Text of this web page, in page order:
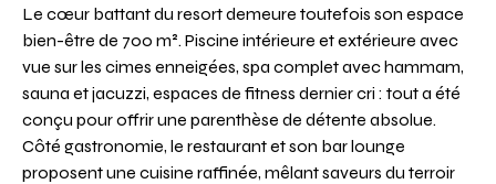
Le cœur battant du resort demeure toutefois son espace
bien-être de 700 m². Piscine intérieure et extérieure avec
vue sur les cimes enneigées, spa complet avec hammam,
sauna et jacuzzi, espaces de fitness dernier cri : tout a été
conçu pour offrir une parenthèse de détente absolue.
Côté gastronomie, le restaurant et son bar lounge
proposent une cuisine raffinée, mêlant saveurs du terroir